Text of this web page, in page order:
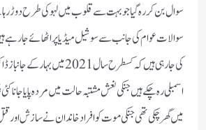
سوال بن کر رہ گیا جو بہت سے قلوب میں لہو کی طرح دوڑ
سوالات عوام کی جانب سے سوشیل میڈیا پر اٹھائے جارہے
کی جارہی ہیں کہ کسطرح سال 2021
اسمبلی رہ چکے ہیں جنکی نعش مشتبہ حالت میں مردہ پایا
میں گھر چکی تھی جنکی موت کو افراد خاندان نے سازش اور قتل